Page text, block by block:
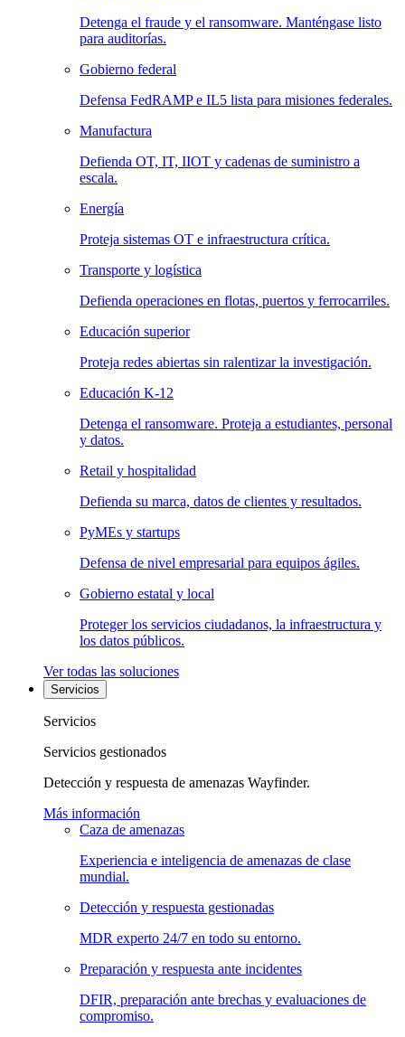
Detenga el fraude y el ransomware. Manténgase listo
para auditorías.
Gobierno federal
Defensa FedRAMP e IL5 lista para misiones federales.
Manufactura
Defienda OT, IT, IIOT y cadenas de suministro a
escala.
Energía
Proteja sistemas OT e infraestructura crítica.
Transporte y logística
Defienda operaciones en flotas, puertos y ferrocarriles.
Educación superior
Proteja redes abiertas sin ralentizar la investigación.
Educación K-12
Detenga el ransomware. Proteja a estudiantes, personal
y datos.
Retail y hospitalidad
Defienda su marca, datos de clientes y resultados.
PyMEs y startups
Defensa de nivel empresarial para equipos ágiles.
Gobierno estatal y local
Proteger los servicios ciudadanos, la infraestructura y
los datos públicos.
Ver todas las soluciones
Servicios
Servicios
Servicios gestionados
Detección y respuesta de amenazas Wayfinder.
Más información
Caza de amenazas
Experiencia e inteligencia de amenazas de clase
mundial.
Detección y respuesta gestionadas
MDR experto 24/7 en todo su entorno.
Preparación y respuesta ante incidentes
DFIR, preparación ante brechas y evaluaciones de
compromiso.